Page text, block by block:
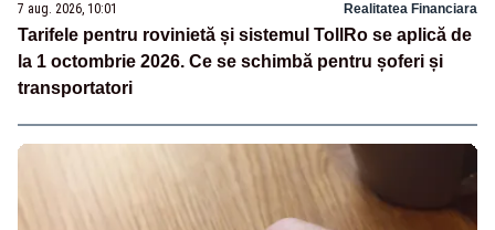
7 aug. 2026, 10:01 Realitatea Financiara
Tarifele pentru rovinietă și sistemul TollRo se aplică de
la 1 octombrie 2026. Ce se schimbă pentru șoferi și
transportatori